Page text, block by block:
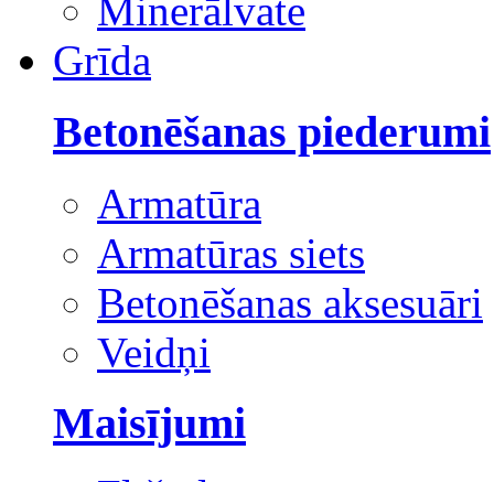
Minerālvate
Grīda
Betonēšanas piederumi
Armatūra
Armatūras siets
Betonēšanas aksesuāri
Veidņi
Maisījumi